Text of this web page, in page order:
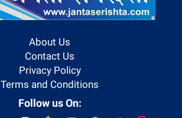
About Us
Contact Us
Privacy Policy
Terms and Conditions
Follow us On: